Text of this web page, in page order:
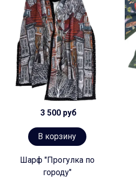
3 500 руб
В корзину
Шарф "Прогулка по
городу"